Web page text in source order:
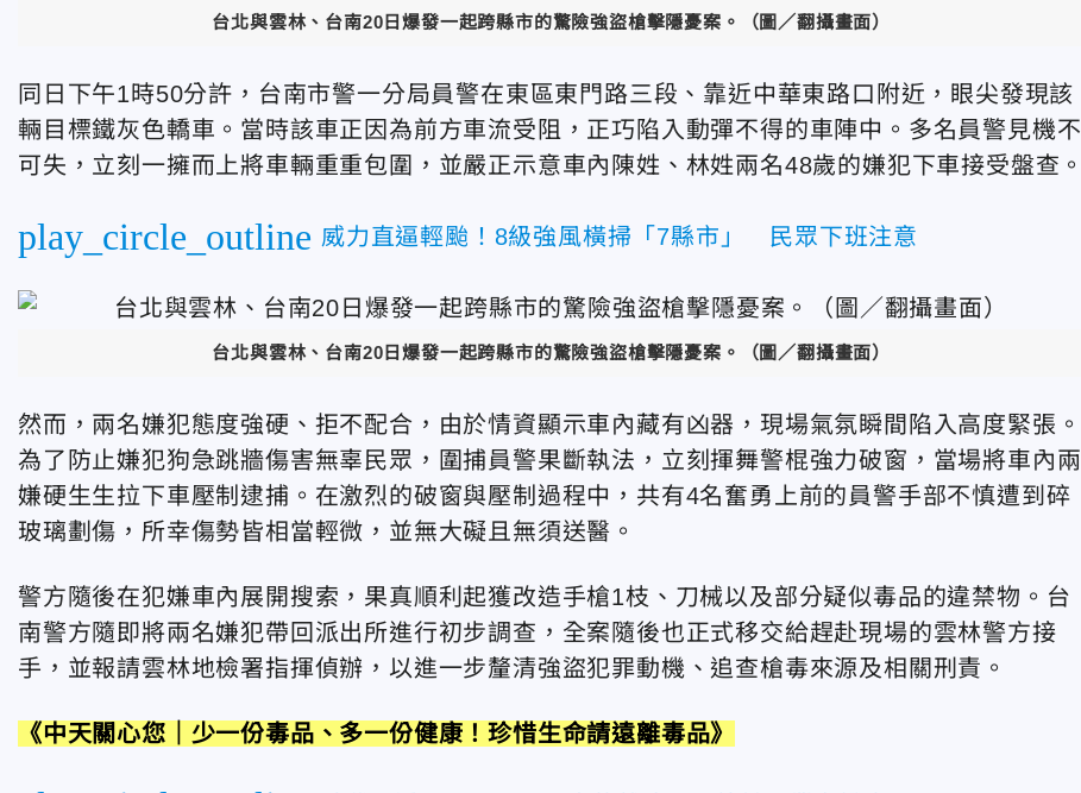
台北與雲林、台南20日爆發一起跨縣市的驚險強盜槍擊隱憂案。（圖／翻攝畫面）
同日下午1時50分許，台南市警一分局員警在東區東門路三段、靠近中華東路口附近，眼尖發現該
輛目標鐵灰色轎車。當時該車正因為前方車流受阻，正巧陷入動彈不得的車陣中。多名員警見機不
可失，立刻一擁而上將車輛重重包圍，並嚴正示意車內陳姓、林姓兩名48歲的嫌犯下車接受盤查。
play_circle_outline 威力直逼輕颱！8級強風橫掃「7縣市」 民眾下班注意
台北與雲林、台南20日爆發一起跨縣市的驚險強盜槍擊隱憂案。（圖／翻攝畫面）
然而，兩名嫌犯態度強硬、拒不配合，由於情資顯示車內藏有凶器，現場氣氛瞬間陷入高度緊張。
為了防止嫌犯狗急跳牆傷害無辜民眾，圍捕員警果斷執法，立刻揮舞警棍強力破窗，當場將車內兩
嫌硬生生拉下車壓制逮捕。在激烈的破窗與壓制過程中，共有4名奮勇上前的員警手部不慎遭到碎
玻璃劃傷，所幸傷勢皆相當輕微，並無大礙且無須送醫。
警方隨後在犯嫌車內展開搜索，果真順利起獲改造手槍1枝、刀械以及部分疑似毒品的違禁物。台
南警方隨即將兩名嫌犯帶回派出所進行初步調查，全案隨後也正式移交給趕赴現場的雲林警方接
手，並報請雲林地檢署指揮偵辦，以進一步釐清強盜犯罪動機、追查槍毒來源及相關刑責。
《中天關心您｜少一份毒品、多一份健康！珍惜生命請遠離毒品》